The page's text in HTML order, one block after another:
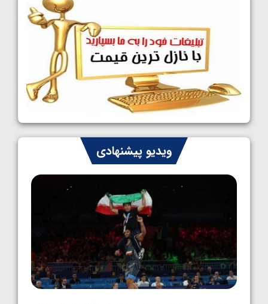
کشتی فرنگی نوجوانان جهان؛ سکوی تیمی
سوم برای ایران
1405/05/07
ایران چشم به راه چهار مدال در پنج وزن دوم
کشتی فرنگی نوجوانان جهان
1405/05/06
کشتی فرنگی نوجوان جهان؛ رضایی تنها طلایی
پنج وزن نخست
1405/05/06
ویدیو پیشنهادی